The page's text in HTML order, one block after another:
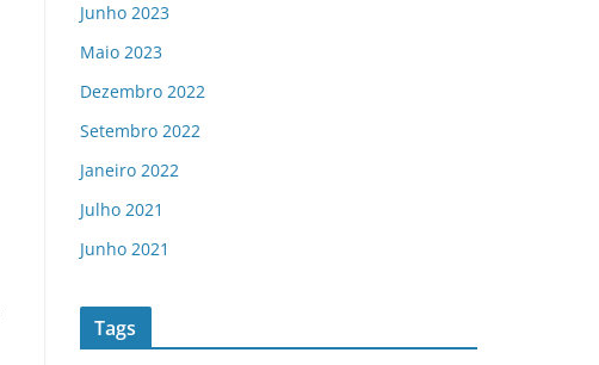
Junho 2023
Maio 2023
Dezembro 2022
Setembro 2022
Janeiro 2022
Julho 2021
Junho 2021
Tags